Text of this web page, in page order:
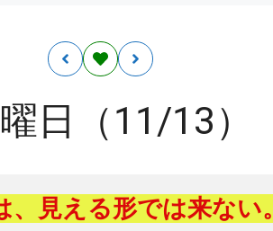
日（11/13）
、見える形では来ない。